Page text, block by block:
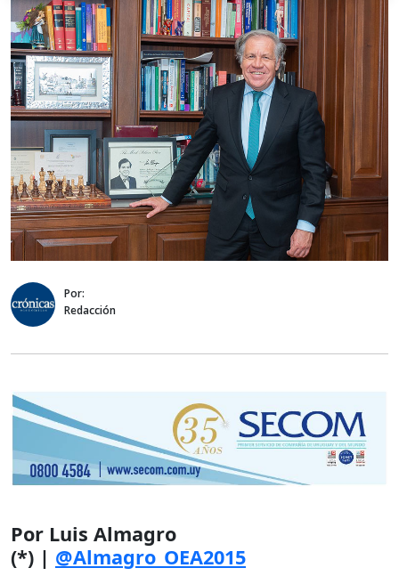
Por:
Redacción
Por Luis Almagro
(*) | @Almagro_OEA2015